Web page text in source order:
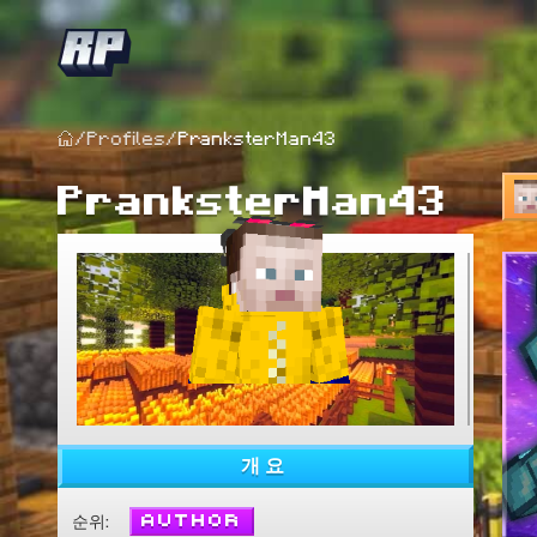
/ Profiles/ PranksterMan43
PranksterMan43
개요
순위 : Author